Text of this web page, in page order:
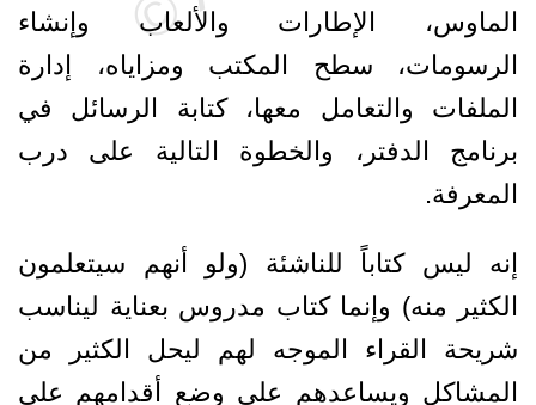
الماوس، الإطارات والألعاب وإنشاء
الرسومات، سطح المكتب ومزاياه، إدارة
الملفات والتعامل معها، كتابة الرسائل في
برنامج الدفتر، والخطوة التالية على درب
المعرفة.
إنه ليس كتاباً للناشئة (ولو أنهم سيتعلمون
الكثير منه) وإنما كتاب مدروس بعناية ليناسب
شريحة القراء الموجه لهم ليحل الكثير من
المشاكل ويساعدهم على وضع أقدامهم على